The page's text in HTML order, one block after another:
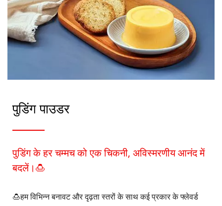
पाउडर जैसे आवश्यक सामग्री के आयात
में विशेषज्ञता रखते हैं।
पुडिंग पाउडर
पुडिंग के हर चम्मच को एक चिकनी, अविस्मरणीय आनंद में
बदलें।🍮
🍮हम विभिन्न बनावट और दृढ़ता स्तरों के साथ कई प्रकार के फ्लेवर्ड